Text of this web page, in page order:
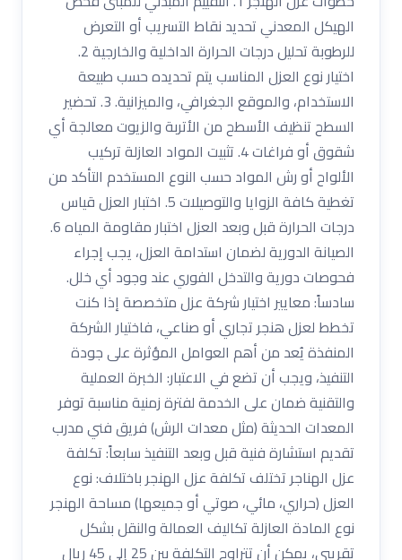
الهيكل المعدني تحديد نقاط التسريب أو التعرض
للرطوبة تحليل درجات الحرارة الداخلية والخارجية 2.
اختيار نوع العزل المناسب يتم تحديده حسب طبيعة
الاستخدام، والموقع الجغرافي، والميزانية. 3. تحضير
السطح تنظيف الأسطح من الأتربة والزيوت معالجة أي
شقوق أو فراغات 4. تثبيت المواد العازلة تركيب
الألواح أو رش المواد حسب النوع المستخدم التأكد من
تغطية كافة الزوايا والتوصيلات 5. اختبار العزل قياس
درجات الحرارة قبل وبعد العزل اختبار مقاومة المياه 6.
الصيانة الدورية لضمان استدامة العزل، يجب إجراء
فحوصات دورية والتدخل الفوري عند وجود أي خلل.
سادساً: معايير اختيار شركة عزل متخصصة إذا كنت
تخطط لعزل هنجر تجاري أو صناعي، فاختيار الشركة
المنفذة يُعد من أهم العوامل المؤثرة على جودة
التنفيذ، ويجب أن تضع في الاعتبار: الخبرة العملية
والتقنية ضمان على الخدمة لفترة زمنية مناسبة توفر
المعدات الحديثة (مثل معدات الرش) فريق فني مدرب
تقديم استشارة فنية قبل وبعد التنفيذ سابعاً: تكلفة
عزل الهناجر تختلف تكلفة عزل الهنجر باختلاف: نوع
العزل (حراري، مائي، صوتي أو جميعها) مساحة الهنجر
نوع المادة العازلة تكاليف العمالة والنقل بشكل
تقريبي، يمكن أن تتراوح التكلفة بين 25 إلى 45 ريال